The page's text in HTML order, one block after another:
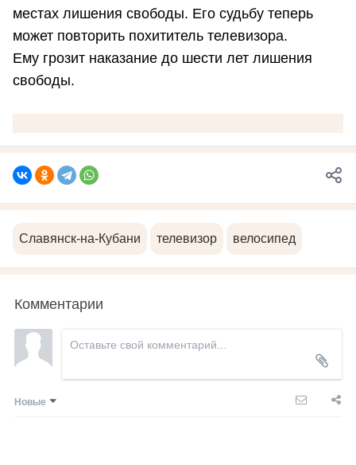
местах лишения свободы. Его судьбу теперь
может повторить похититель телевизора.
Ему грозит наказание до шести лет лишения
свободы.
Славянск-на-Кубани телевизор велосипед
Комментарии
Новые